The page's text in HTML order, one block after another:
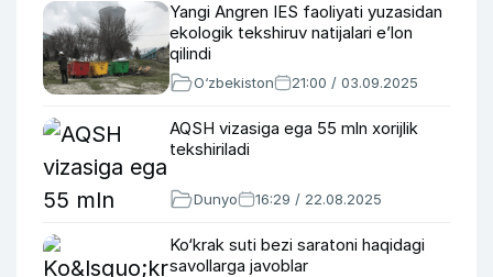
Yangi Angren IES faoliyati yuzasidan
ekologik tekshiruv natijalari eʼlon
qilindi
O‘zbekiston 21:00 / 03.09.2025
AQSH vizasiga ega 55 mln xorijlik
tekshiriladi
Dunyo 16:29 / 22.08.2025
Ko‘krak suti bezi saratoni haqidagi
savollarga javoblar